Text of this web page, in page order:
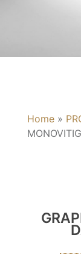
Home »